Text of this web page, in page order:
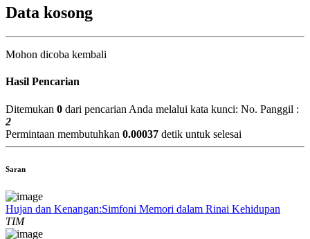
Data kosong
Mohon dicoba kembali
Hasil Pencarian
Ditemukan 0 dari pencarian Anda melalui kata kunci: No. Panggil :
2
Permintaan membutuhkan 0.00037 detik untuk selesai
Saran
Hujan dan Kenangan:Simfoni Memori dalam Rinai Kehidupan
TIM